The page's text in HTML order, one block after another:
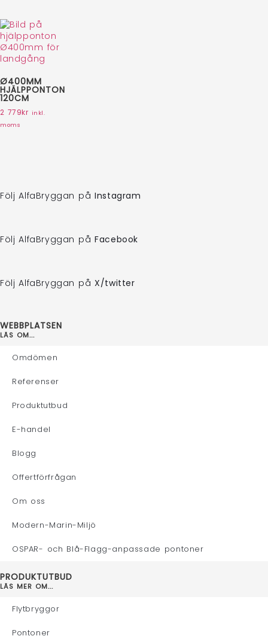
Ø400MM
HJÄLPPONTON
120CM
2 779kr inkl.
moms
Följ AlfaBryggan på Instagram
Följ AlfaBryggan på Facebook
Följ AlfaBryggan på X/twitter
WEBBPLATSEN
LÄS OM...
Omdömen
Referenser
Produktutbud
E-handel
Blogg
Offertförfrågan
Om oss
Modern-Marin-Miljö
OSPAR- och Blå-Flagg-anpassade pontoner
PRODUKTUTBUD
LÄS MER OM...
Flytbryggor
Pontoner